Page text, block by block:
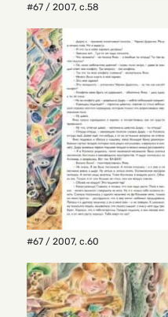
#67 / 2007, с.58
#67 / 2007, с.60